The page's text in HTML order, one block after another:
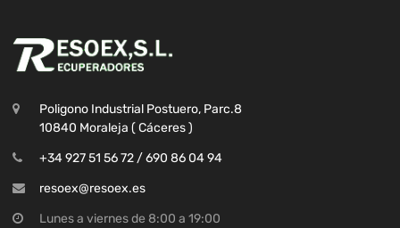
Poligono Industrial Postuero, Parc.8
10840 Moraleja ( Cáceres )
+34 927 51 56 72 / 690 86 04 94
resoex@resoex.es
Lunes a viernes de 8:00 a 19:00